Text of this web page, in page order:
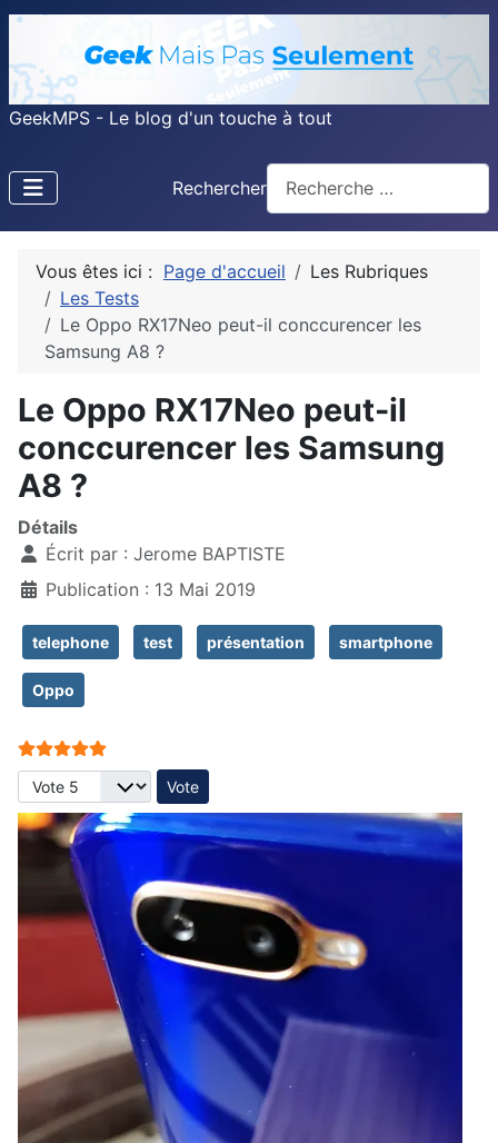
GeekMPS - Le blog d'un touche à tout
Rechercher
Vous êtes ici : Page d'accueil
Les Rubriques
Les Tests
Le Oppo RX17Neo peut-il conccurencer les
Samsung A8 ?
Le Oppo RX17Neo peut-il
conccurencer les Samsung
A8 ?
Détails
Écrit par : Jerome BAPTISTE
Publication : 13 Mai 2019
telephone test présentation smartphone
Oppo
Vote utilisateur:
Veuillez voter